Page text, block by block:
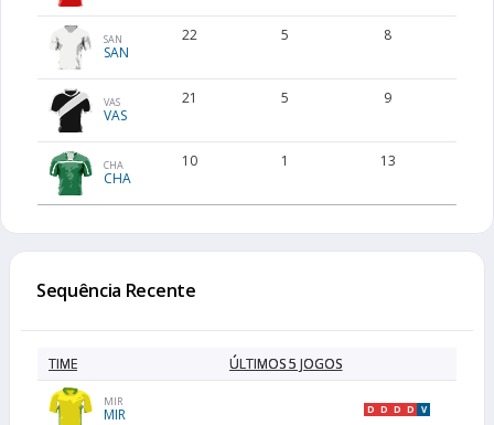
SAN
SAN
22 5 8
VAS
VAS
21 5 9
CHA
CHA
10 1 13
Sequência Recente
TIME ÚLTIMOS 5 JOGOS
MIR
MIR D D D D V